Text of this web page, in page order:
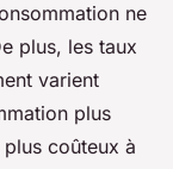
ne
plus, les taux
varient
plus
coûteux à